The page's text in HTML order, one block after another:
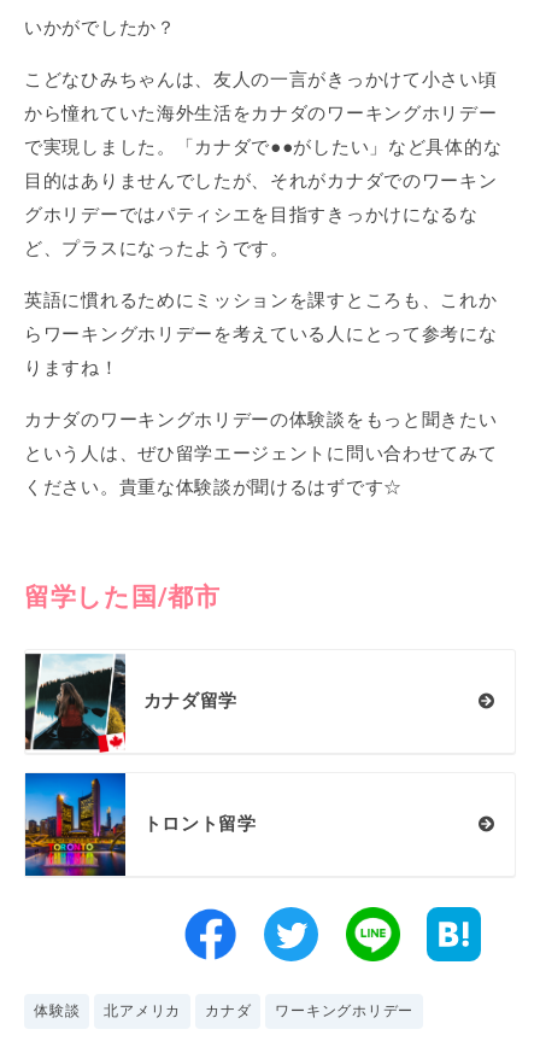
いかがでしたか？
こどなひみちゃんは、友人の一言がきっかけて小さい頃
から憧れていた海外生活をカナダのワーキングホリデー
で実現しました。「カナダで●●がしたい」など具体的な
目的はありませんでしたが、それがカナダでのワーキン
グホリデーではパティシエを目指すきっかけになるな
ど、プラスになったようです。
英語に慣れるためにミッションを課すところも、これか
らワーキングホリデーを考えている人にとって参考にな
りますね！
カナダのワーキングホリデーの体験談をもっと聞きたい
という人は、ぜひ留学エージェントに問い合わせてみて
ください。貴重な体験談が聞けるはずです☆
留学した国/都市
カナダ留学
トロント留学
体験談 北アメリカ カナダ ワーキングホリデー